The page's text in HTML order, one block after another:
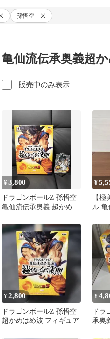
孫悟空
亀仙流伝承奥義超
販売中のみ表示
¥3,800
ドラゴンボールZ 孫悟空
亀仙流伝承奥義 超かめは
き
¥
【
ル 亀
ュア
¥2,800
ドラゴンボールZ 孫悟空
超かめはめ波 フィギュア
¥
ドラ
承奥